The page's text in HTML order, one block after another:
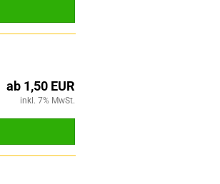
ab 1,50 EUR
inkl. 7% MwSt.